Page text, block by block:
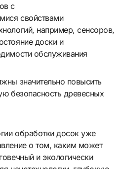
с
свойствами
например, сенсоров,
доски и
обслуживания
значительно повысить
безопасность древесных
обработки досок уже
о том, каким может
и экологически